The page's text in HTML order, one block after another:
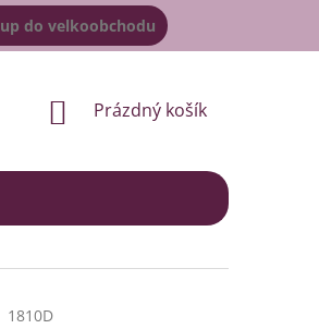
do velkoobchodu
NÁKUPNÍ
Prázdný košík
1810D